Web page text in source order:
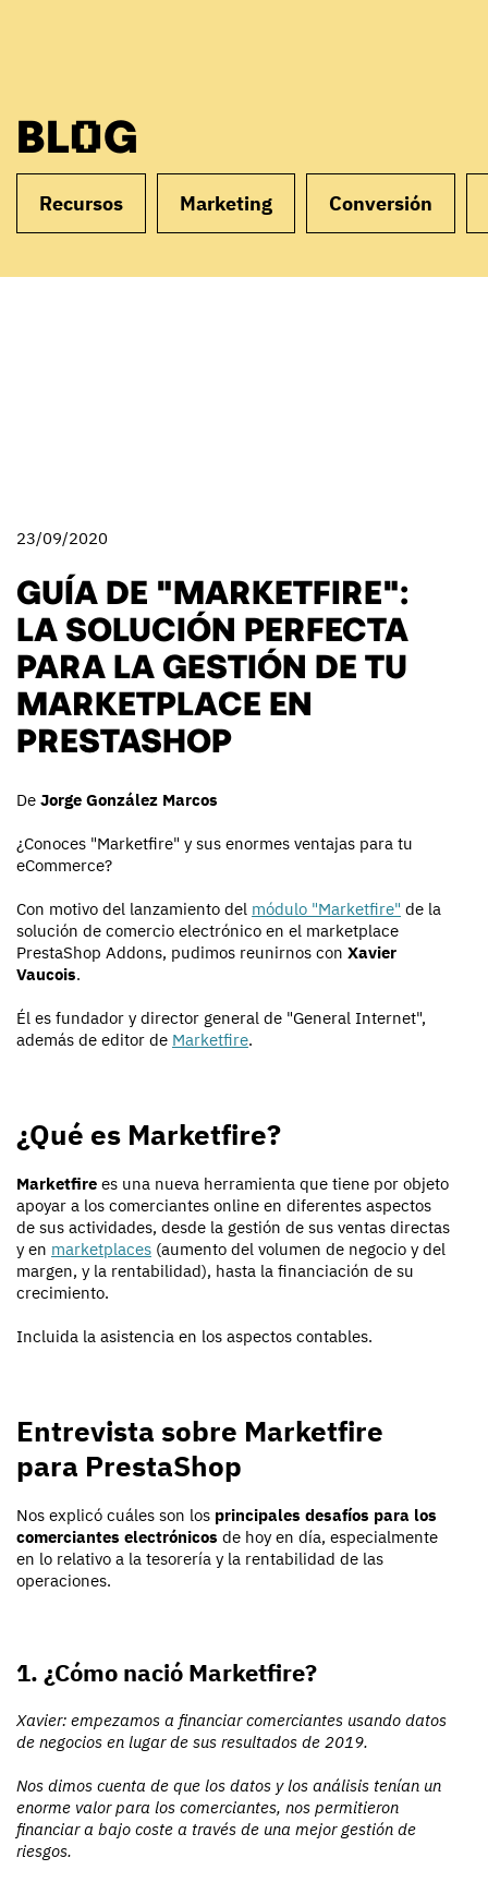
BLOG
Recursos Marketing Conversión
23/09/2020
GUÍA DE "MARKETFIRE":
LA SOLUCIÓN PERFECTA
PARA LA GESTIÓN DE TU
MARKETPLACE EN
PRESTASHOP
De Jorge González Marcos
¿Conoces "Marketfire" y sus enormes ventajas para tu
eCommerce?
Con motivo del lanzamiento del módulo "Marketfire" de la
solución de comercio electrónico en el marketplace
PrestaShop Addons, pudimos reunirnos con Xavier
Vaucois.
Él es fundador y director general de "General Internet",
además de editor de Marketfire.
¿Qué es Marketfire?
Marketfire es una nueva herramienta que tiene por objeto
apoyar a los comerciantes online en diferentes aspectos
de sus actividades, desde la gestión de sus ventas directas
y en marketplaces (aumento del volumen de negocio y del
margen, y la rentabilidad), hasta la financiación de su
crecimiento.
Incluida la asistencia en los aspectos contables.
Entrevista sobre Marketfire
para PrestaShop
Nos explicó cuáles son los principales desafíos para los
comerciantes electrónicos de hoy en día, especialmente
en lo relativo a la tesorería y la rentabilidad de las
operaciones.
1. ¿Cómo nació Marketfire?
Xavier: empezamos a financiar comerciantes usando datos
de negocios en lugar de sus resultados de 2019.
Nos dimos cuenta de que los datos y los análisis tenían un
enorme valor para los comerciantes, nos permitieron
financiar a bajo coste a través de una mejor gestión de
riesgos.